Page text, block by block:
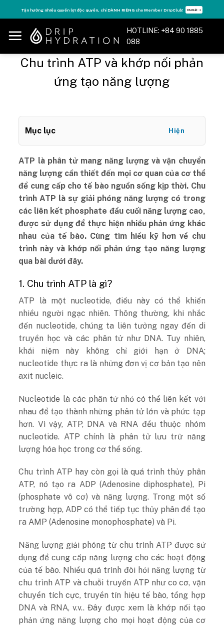
to
content
Tận hưởng nhiều quyền lợi độc quyền, chỉ DÀNH RIÊNG cho Member DripClub! Chi tiết ➝
HOTLINE: +84 90 1885
088
Chu trình ATP và khớp nối phản
ứng tạo năng lượng
Mục lục Hiện
ATP là phân tử mang năng lượng và vận chuyển
năng lượng cần thiết đến mọi cơ quan của cơ thể
để cung cấp cho tế bào nguồn sống kịp thời. Chu
trình ATP là sự giải phóng năng lượng có trong
các liên kết phosphate đầu cuối năng lượng cao,
được sử dụng để thực hiện nhiều phản ứng khác
nhau của tế bào. Cùng tìm hiểu kỹ hơn về chu
trình này và khớp nối phản ứng tạo năng lượng
qua bài dưới đây.
1. Chu trình ATP là gì?
ATP là một nucleotide, điều này có thể khiến
nhiều người ngạc nhiên. Thông thường, khi nhắc
đến nucleotide, chúng ta liên tưởng ngay đến di
truyền học và các phân tử như DNA. Tuy nhiên,
khái niệm này không chỉ giới hạn ở DNA;
nucleotide thực ra là những đơn vị cơ bản tạo nên
axit nucleic.
Nucleotide là các phân tử nhỏ có thể liên kết với
nhau để tạo thành những phân tử lớn và phức tạp
hơn. Vì vậy, ATP, DNA và RNA đều thuộc nhóm
nucleotide. ATP chính là phân tử lưu trữ năng
lượng hóa học trong cơ thể sống.
Chu trình ATP hay còn gọi là quá trình thủy phân
ATP, nó tạo ra ADP (Adenosine diphosphate), Pi
(phosphate vô cơ) và năng lượng. Trong một số
trường hợp, ADP có thể tiếp tục thủy phân để tạo
ra AMP (Adenosine monophosphate) và Pi.
Năng lượng giải phóng từ chu trình ATP được sử
dụng để cung cấp năng lượng cho các hoạt động
của tế bào. Nhiều quá trình đòi hỏi năng lượng từ
chu trình ATP và chuỗi truyền ATP như co cơ, vận
chuyển tích cực, truyền tín hiệu tế bào, tổng hợp
DNA và RNA, v.v.. Đây được xem là khớp nối tạo
phản ứng năng lượng cho mọi hoạt động của cơ